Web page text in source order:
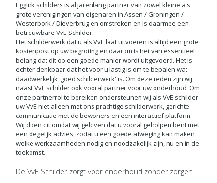
Eggink schilders is al jarenlang partner van zowel kleine als
grote verenigingen van eigenaren in Assen / Groningen /
Westerbork / Dieverbrug en omstreken en is daarmee een
betrouwbare VvE Schilder.
Het schilderwerk dat u als VvE laat uitvoeren is altijd een grote
kostenpost op uw begroting en daarom is het van essentieel
belang dat dit op een goede manier wordt uitgevoerd. Het is
echter denkbaar dat het voor u lastig is om te bepalen wat
daadwerkelijk 'goed schilderwerk' is. Om deze reden zijn wij
naast VvE schilder ook vooral partner voor uw onderhoud. Om
onze partnerrol te bereiken ondersteunen wij als VvE schilder
uw VvE niet alleen met ons prachtige schilderwerk, gerichte
communicatie met de bewoners en een interactief platform.
Wij doen dit omdat wij geloven dat u vooral geholpen bent met
een degelijk advies, zodat u een goede afweging kan maken
welke werkzaamheden nodig en noodzakelijk zijn, nu en in de
toekomst.
De VvE Schilder zorgt voor onderhoud zonder zorgen